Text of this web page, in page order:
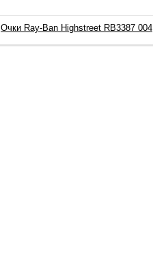
Очки Ray-Ban Highstreet RB3387 004